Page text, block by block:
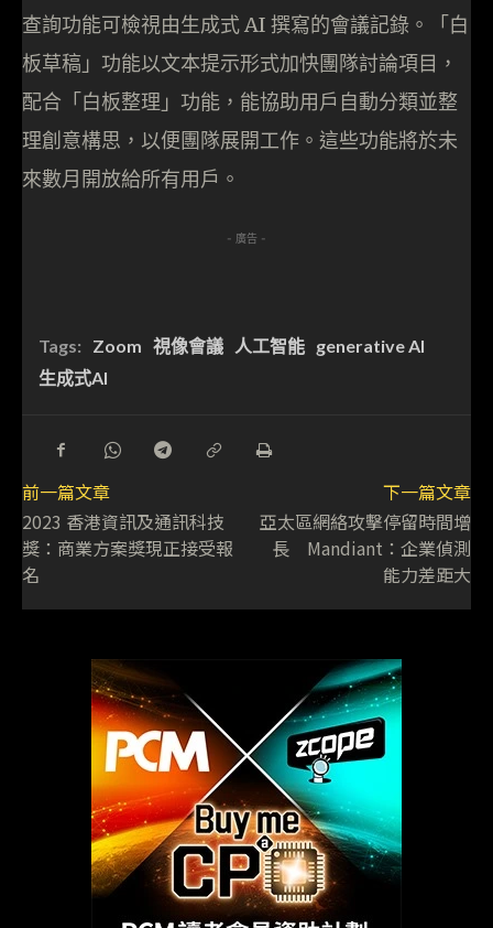
查詢功能可檢視由生成式 AI 撰寫的會議記錄。「白
板草稿」功能以文本提示形式加快團隊討論項目，
配合「白板整理」功能，能協助用戶自動分類並整
理創意構思，以便團隊展開工作。這些功能將於未
來數月開放給所有用戶。
- 廣告 -
Tags: Zoom 視像會議 人工智能 generative AI
生成式AI
前一篇文章
2023 香港資訊及通訊科技
獎：商業方案獎現正接受報
名
下一篇文章
亞太區網絡攻擊停留時間增
長 Mandiant：企業偵測
能力差距大